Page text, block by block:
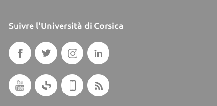
Suivre l'Università di Corsica